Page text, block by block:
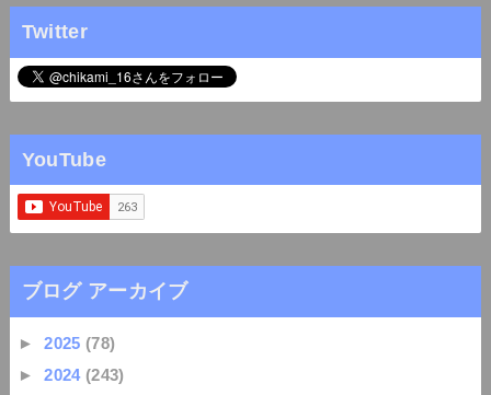
Twitter
YouTube
ブログ アーカイブ
►2025 (78)
►2024 (243)